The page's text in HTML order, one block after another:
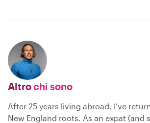
Altrochi sono
After 25 years living abroad, I’ve
New England roots. As an expat (and